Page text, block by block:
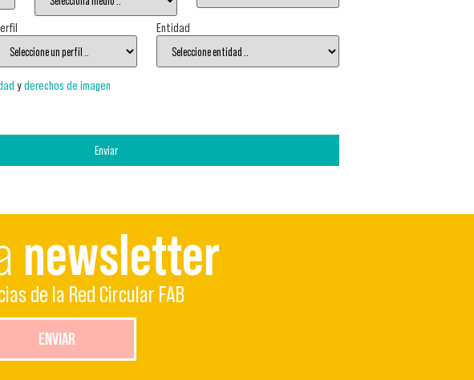
Entidad
yderechos de imagen
Enviar
newsletter
de la Red Circular FAB
ENVIAR